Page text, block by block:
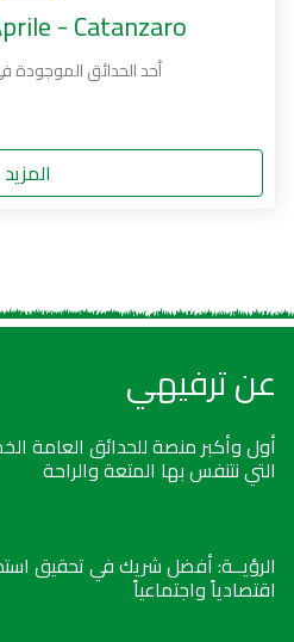
- Catanzaro
أحد الحدائق الموجودة
المزيد
عن ترفيهي
أول وأكبر منصة للحدائق العامة
التي نتنفس بها المتعة والراحة
الرؤيــة: أفضل شريك في تحقيق
اقتصادياً واجتماعياً